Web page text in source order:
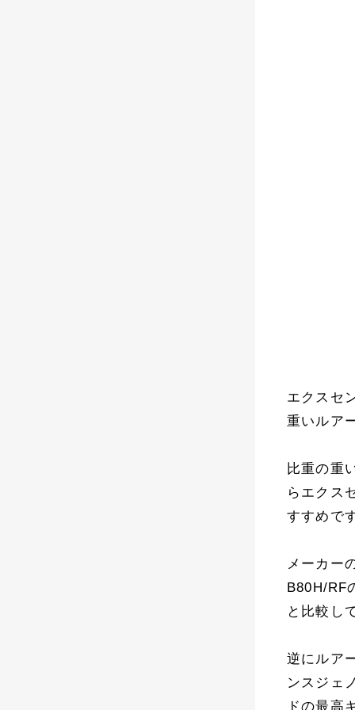
エクスセ
重いルア
比重の重
らエクス
すすめで
メーカー
B80H/RF
と比較し
逆にルア
ンスジェ
ドの最高